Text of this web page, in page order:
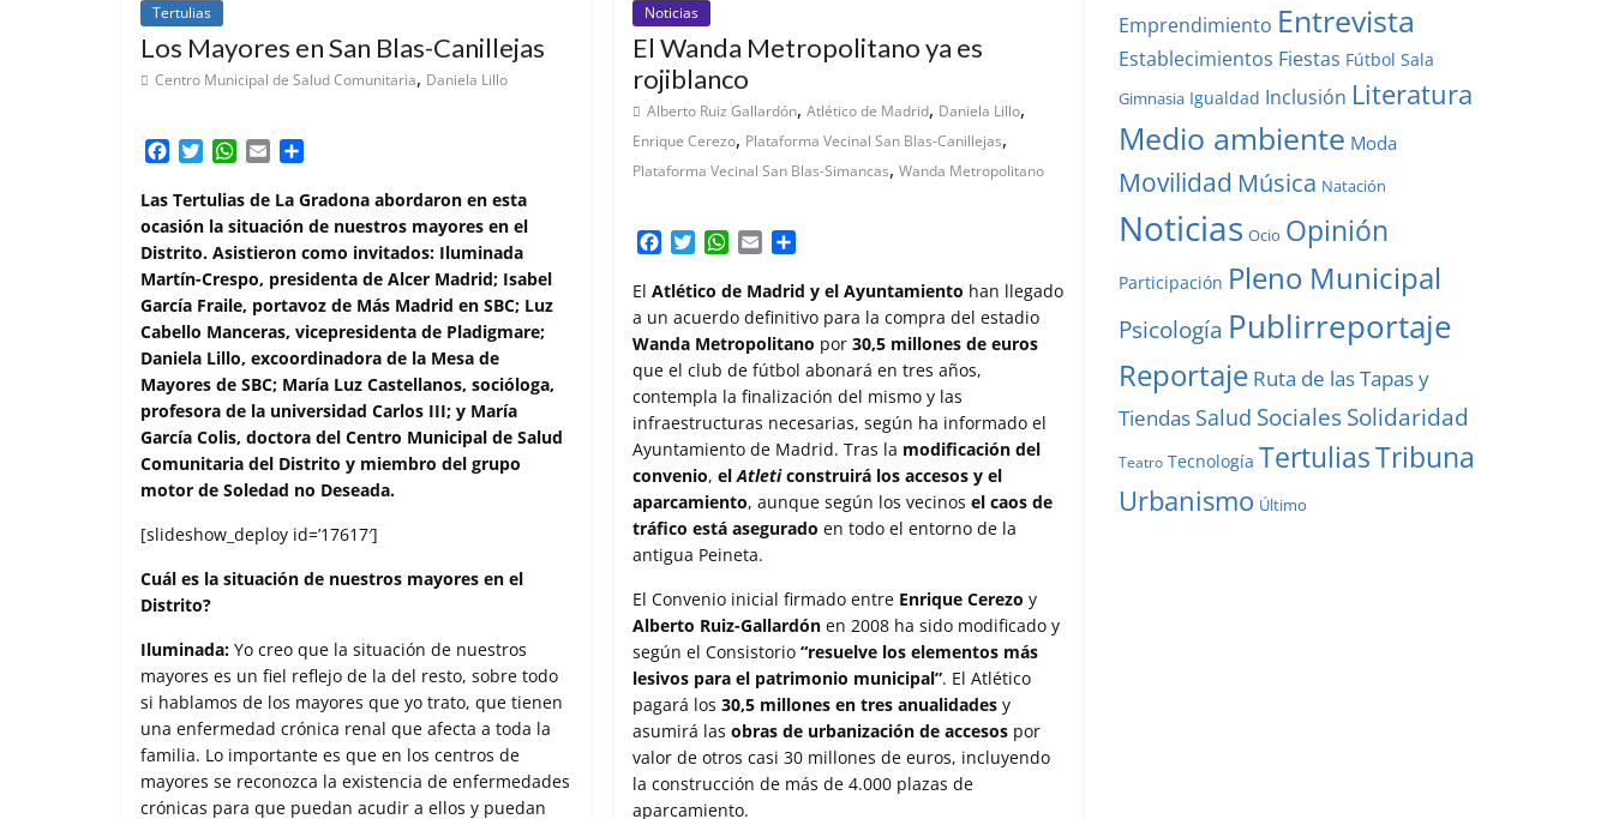
Tertulias
Los Mayores en San Blas-Canillejas
Centro Municipal de Salud Comunitaria, Daniela Lillo
c
e
b
o
o
k
i
t
e
r
W
a
t
s
A
p
p
a
i
l
m
p
a
r
i
r
Las Tertulias de La Gradona abordaron en esta
ocasión la situación de nuestros mayores en el
Distrito. Asistieron como invitados: Iluminada
Martín-Crespo, presidenta de Alcer Madrid; Isabel
García Fraile, portavoz de Más Madrid en SBC; Luz
Cabello Manceras, vicepresidenta de Pladigmare;
Daniela Lillo, excoordinadora de la Mesa de
Mayores de SBC; María Luz Castellanos, socióloga,
profesora de la universidad Carlos III; y María
García Colis, doctora del Centro Municipal de Salud
Comunitaria del Distrito y miembro del grupo
motor de Soledad no Deseada.
[slideshow_deploy id=’17617′]
Cuál es la situación de nuestros mayores en el
Distrito?
Iluminada: Yo creo que la situación de nuestros
mayores es un fiel reflejo de la del resto, sobre todo
si hablamos de los mayores que yo trato, que tienen
una enfermedad crónica renal que afecta a toda la
familia. Lo importante es que en los centros de
mayores se reconozca la existencia de enfermedades
crónicas para que puedan acudir a ellos y puedan
Noticias
El Wanda Metropolitano ya es
rojiblanco
Alberto Ruiz Gallardón,Atlético de Madrid, Daniela Lillo,
Enrique Cerezo, Plataforma Vecinal San Blas-Canillejas,
Plataforma Vecinal San Blas-Simancas,Wanda Metropolitano
c
e
b
o
o
k
i
t
t
e
W
a
t
s
A
p
a
i
l
m
p
a
r
i
r
ElAtlético de Madrid y el Ayuntamiento han llegado
a un acuerdo definitivo para la compra del estadio
Wanda Metropolitano por30,5 millones de euros
que el club de fútbol abonará en tres años,
contempla la finalización del mismo y las
infraestructuras necesarias, según ha informado el
Ayuntamiento de Madrid. Tras la modificación del
convenio,elAtleticonstruirá los accesos y el
aparcamiento, aunque según los vecinosel caos de
tráfico está aseguradoen todo el entorno de la
antigua Peineta.
El Convenio inicial firmado entre Enrique Cerezo y
Alberto Ruiz-Gallardón en 2008 ha sido modificado y
según el Consistorio“resuelve los elementos más
lesivos para el patrimonio municipal”. El Atlético
pagará los30,5 millones en tres anualidades y
asumirá lasobras de urbanización de accesos por
valor de otros casi 30 millones de euros, incluyendo
la construcción de más de 4.000 plazas de
aparcamiento.
Emprendimiento Entrevista
Establecimientos Fiestas Fútbol Sala
Gimnasia Igualdad Inclusión Literatura
Medio ambiente Moda
Movilidad Música Natación
Noticias Ocio Opinión
Participación Pleno Municipal
Psicología Publirreportaje
Reportaje Ruta de las Tapas y
Tiendas Salud SocialesSolidaridad
Teatro Tecnología TertuliasTribuna
Urbanismo Último